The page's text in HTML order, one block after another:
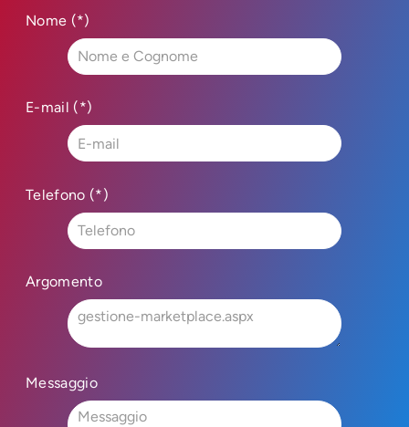
Nome (*)
E-mail (*)
Telefono (*)
Argomento
Messaggio